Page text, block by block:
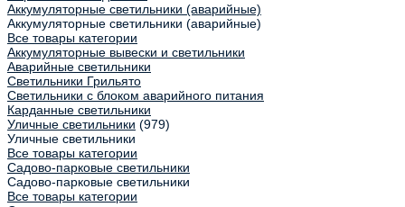
Аккумуляторные светильники (аварийные)
Аккумуляторные светильники (аварийные)
Все товары категории
Аккумуляторные вывески и светильники
Аварийные светильники
Светильники Грильято
Светильники с блоком аварийного питания
Карданные светильники
Уличные светильники (979)
Уличные светильники
Все товары категории
Садово-парковые светильники
Садово-парковые светильники
Все товары категории